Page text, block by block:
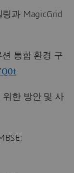
과 MagicGrid
션 통합 환경 구
위한 방안 및 사